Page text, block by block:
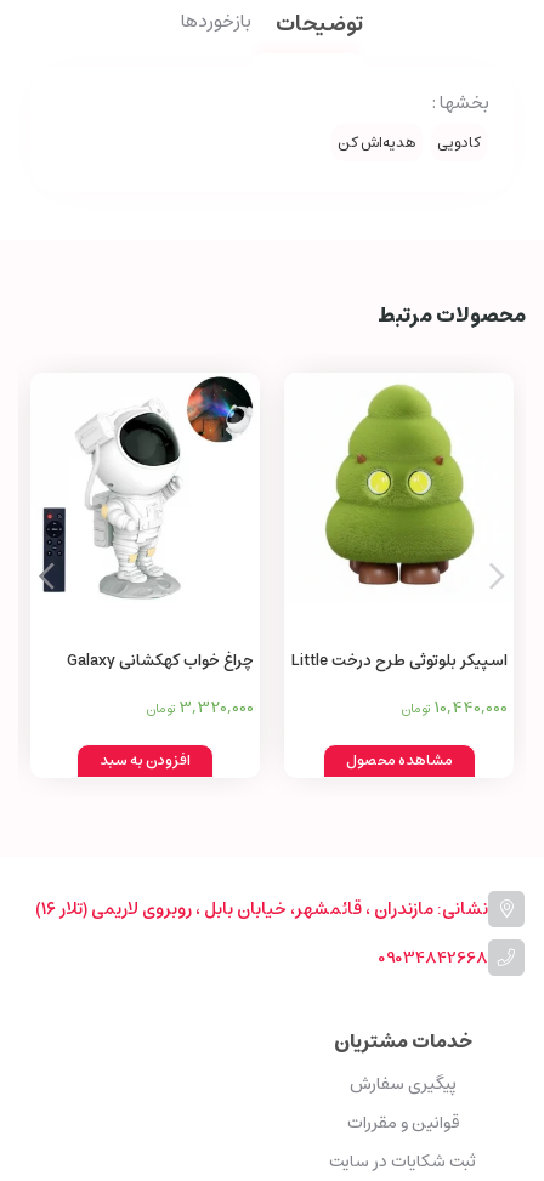
توضیحات بازخوردها
بخشها :
کادویی هدیه‌اش کن
محصولات مرتبط
اسپیکر بلوتوثی طرح درخت Little
bluetooth small
10,440,000 تومان
مشاهده محصول
چراغ خواب کهکشانی Galaxy
3,320,000 تومان
افزودن به سبد
نشانی: مازندران ، قائمشهر، خیابان بابل ، روبروی لاریمی (تلار ۱۶)
09034842668
خدمات مشتریان
پیگیری سفارش
قوانین و مقررات
ثبت شکایات در سایت